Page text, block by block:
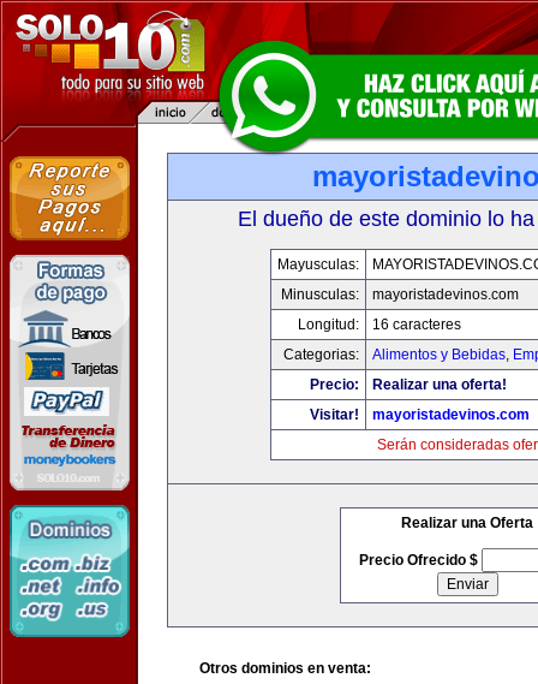
El dueño de este dominio lo
Mayusculas:
Minusculas:
mayoristadevinos.com
Longitud:
16 caracteres
Categorias:
Alimentos y Bebidas,
Precio:
Realizar una oferta!
Visitar!
mayoristadevinos.com
Serán consideradas
Realizar una Oferta
Precio Ofrecido $
Otros dominios en venta: